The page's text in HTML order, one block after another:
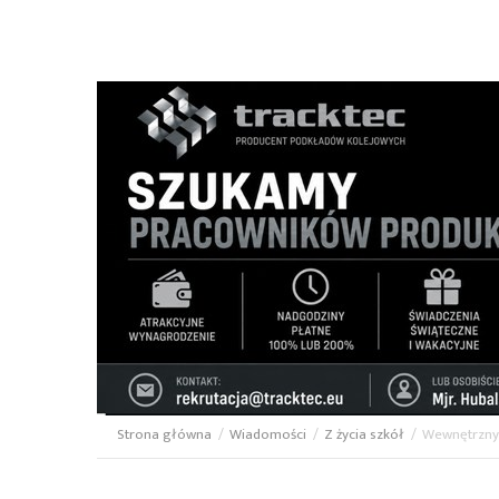
Ścieżka
Strona główna / Wiadomości / Z życia szkół /